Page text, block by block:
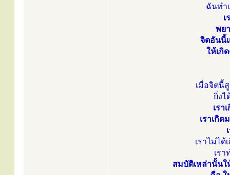
ฉันทำ
เ
พย
จิตอันนี้
ให้เกิ
เมื่อจิตนี้
ยิ่ง
เรา
เราเกิด
เราไม่ไ
เร
สมบัติเหล่านั้นใ